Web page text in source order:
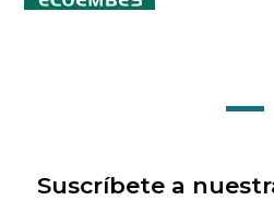
Suscríbete a